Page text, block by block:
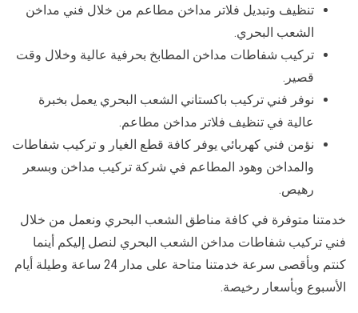
تنظيف وتبديل فلاتر مداخن مطاعم من خلال فني مداخن
الشعب البحري.
تركيب شفاطات مداخن المطابخ بحرفية عالية وخلال وقت
قصير.
نوفر فني تركيب باكستاني الشعب البحري يعمل بخبرة
عالية في تنظيف فلاتر مداخن مطاعم.
نؤمن فني كهربائي يوفر كافة قطع الغيار و تركيب شفاطات
والمداخن وهود المطاعم في شركة تركيب مداخن وبسعر
رهيص.
خدمتنا متوفرة في كافة مناطق الشعب البحري ونعمل من خلال
فني تركيب شفاطات مداخن الشعب البحري لنصل إليكم أينما
كنتم وبأقصى سرعة خدمتنا متاحة على مدار 24 ساعة وطيلة أيام
الأسبوع وبأسعار رخيصة.